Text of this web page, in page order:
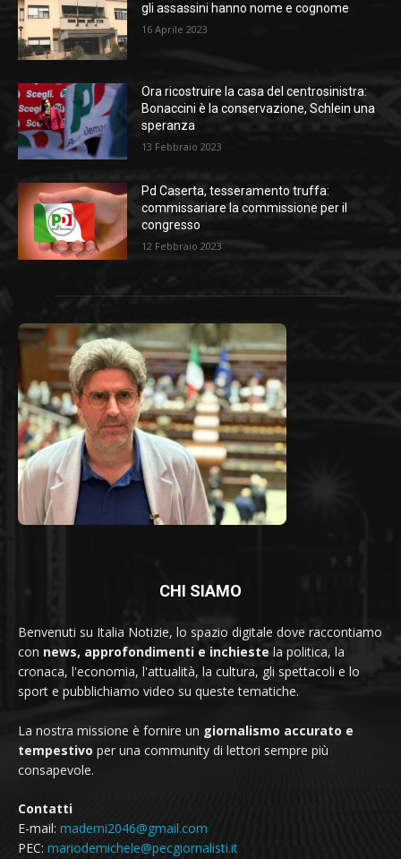
gli assassini hanno nome e cognome
16 Aprile 2023
Ora ricostruire la casa del centrosinistra:
Bonaccini è la conservazione, Schlein una
speranza
13 Febbraio 2023
Pd Caserta, tesseramento truffa:
commissariare la commissione per il
congresso
12 Febbraio 2023
CHI SIAMO
Benvenuti su Italia Notizie, lo spazio digitale dove raccontiamo
con news, approfondimenti e inchieste la politica, la
cronaca, l'economia, l'attualità, la cultura, gli spettacoli e lo
sport e pubblichiamo video su queste tematiche.
La nostra missione è fornire un giornalismo accurato e
tempestivo per una community di lettori sempre più
consapevole.
Contatti
E-mail: mademi2046@gmail.com
PEC: mariodemichele@pecgiornalisti.it